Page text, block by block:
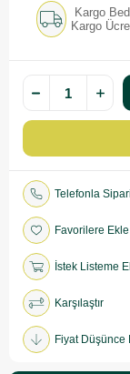
Kargo
Kargo
Telefonla
Favorilere Ekle
İstek Listeme
Karşılaştır
Fiyat Düşünce